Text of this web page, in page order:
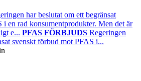
har beslutat om ett begränsat
i en rad konsumentprodukter. Men det är
e... PFAS FÖRBJUDS Regeringen
svenskt förbud mot PFAS i...